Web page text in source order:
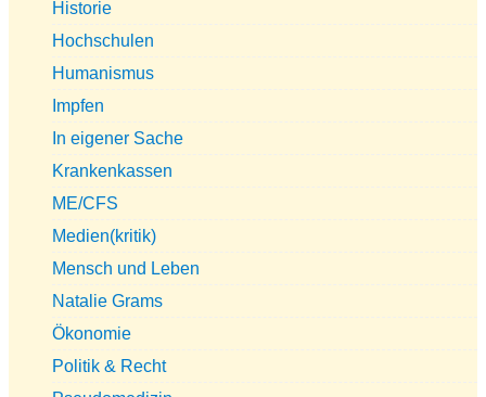
Historie
Hochschulen
Humanismus
Impfen
In eigener Sache
Krankenkassen
ME/CFS
Medien(kritik)
Mensch und Leben
Natalie Grams
Ökonomie
Politik & Recht